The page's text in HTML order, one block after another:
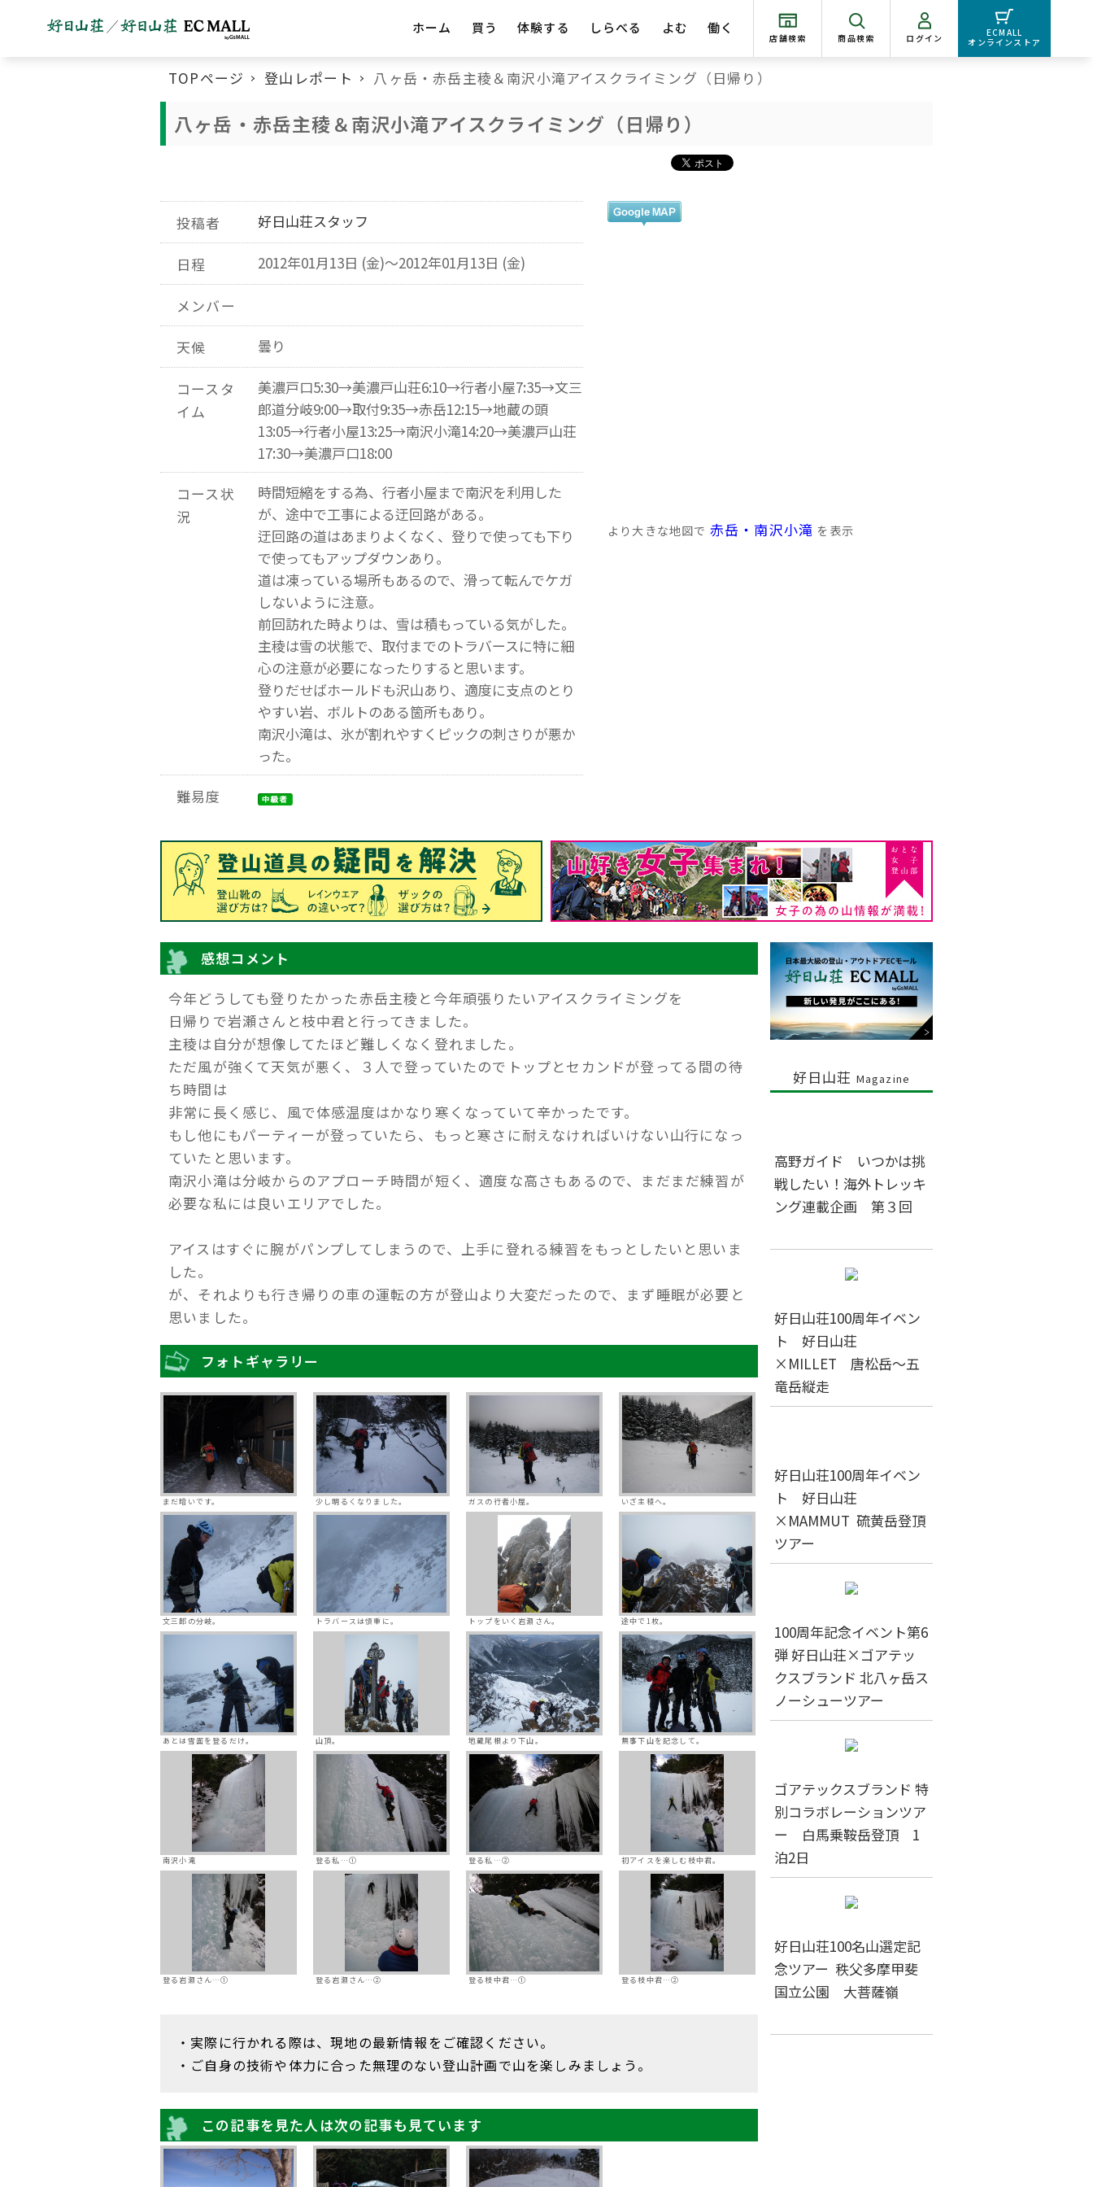
ホーム 買う 体験する しらべる よむ 働く
店舗検索 商品検索 ログイン
ECMALL
オンラインストア
TOPページ 登山レポート 八ヶ岳・赤岳主稜＆南沢小滝アイスクライミング（日帰り）
八ヶ岳・赤岳主稜＆南沢小滝アイスクライミング（日帰り）
投稿者 好日山荘スタッフ
日程 2012年01月13日 (金)～2012年01月13日 (金)
メンバー
天候 曇り
コースタ
イム
美濃戸口5:30→美濃戸山荘6:10→行者小屋7:35→文三
郎道分岐9:00→取付9:35→赤岳12:15→地蔵の頭
13:05→行者小屋13:25→南沢小滝14:20→美濃戸山荘
17:30→美濃戸口18:00
コース状
況
時間短縮をする為、行者小屋まで南沢を利用した
が、途中で工事による迂回路がある。
迂回路の道はあまりよくなく、登りで使っても下り
で使ってもアップダウンあり。
道は凍っている場所もあるので、滑って転んでケガ
しないように注意。
前回訪れた時よりは、雪は積もっている気がした。
主稜は雪の状態で、取付までのトラバースに特に細
心の注意が必要になったりすると思います。
登りだせばホールドも沢山あり、適度に支点のとり
やすい岩、ボルトのある箇所もあり。
南沢小滝は、氷が割れやすくピックの刺さりが悪か
った。
難易度
より大きな地図で 赤岳・南沢小滝 を表示
感想コメント
今年どうしても登りたかった赤岳主稜と今年頑張りたいアイスクライミングを
日帰りで岩瀬さんと枝中君と行ってきました。
主稜は自分が想像してたほど難しくなく登れました。
ただ風が強くて天気が悪く、３人で登っていたのでトップとセカンドが登ってる間の待
ち時間は
非常に長く感じ、風で体感温度はかなり寒くなっていて辛かったです。
もし他にもパーティーが登っていたら、もっと寒さに耐えなければいけない山行になっ
ていたと思います。
南沢小滝は分岐からのアプローチ時間が短く、適度な高さもあるので、まだまだ練習が
必要な私には良いエリアでした。
アイスはすぐに腕がパンプしてしまうので、上手に登れる練習をもっとしたいと思いま
した。
が、それよりも行き帰りの車の運転の方が登山より大変だったので、まず睡眠が必要と
思いました。
フォトギャラリー
まだ暗いです。 少し明るくなりました。 ガスの行者小屋。 いざ主稜へ。
文三郎の分岐。 トラバースは慎重に。 トップをいく岩瀬さん。 途中で1枚。
あとは雪面を登るだけ。 山頂。 地蔵尾根より下山。 無事下山を記念して。
南沢小滝 登る私…① 登る私…② 初アイスを楽しむ枝中君。
登る岩瀬さん…① 登る岩瀬さん…② 登る枝中君…① 登る枝中君…②
・実際に行かれる際は、現地の最新情報をご確認ください。
・ご自身の技術や体力に合った無理のない登山計画で山を楽しみましょう。
この記事を見た人は次の記事も見ています
好日山荘 Magazine
高野ガイド いつかは挑
戦したい！海外トレッキ
ング連載企画 第３回
好日山荘100周年イベン
ト 好日山荘
×MILLET 唐松岳～五
竜岳縦走
好日山荘100周年イベン
ト 好日山荘
×MAMMUT 硫黄岳登頂
ツアー
100周年記念イベント第6
弾 好日山荘×ゴアテッ
クスブランド 北八ヶ岳ス
ノーシューツアー
ゴアテックスブランド 特
別コラボレーションツア
ー 白馬乗鞍岳登頂 1
泊2日
好日山荘100名山選定記
念ツアー 秩父多摩甲斐
国立公園 大菩薩嶺